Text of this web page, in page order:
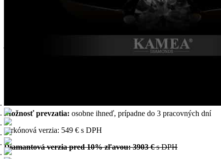
Model šperku je možné v našej zlatníckej dielni s 27-ročnou
prispôsobiť podľa vašich predstáv. Náš zlatnícky tím vám vytvorí
Možnosť prevzatia: osobne ihneď, prípadne do 3 pracovných dní
Zirkónová verzia: 549 € s DPH
Diamantová verzia pred 10% zľavou: 3903 €s DPH